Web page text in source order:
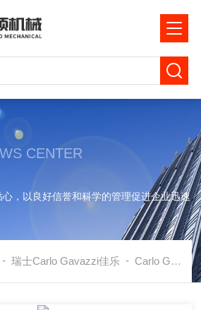
CENTER
，以良好信誉和科学的管理促进企业迅速
- 瑞士Carlo Gavazzi佳乐 - Carlo Gavazzi继电器